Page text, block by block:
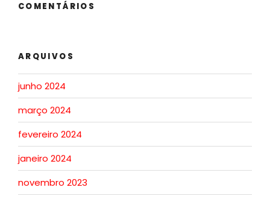
COMENTÁRIOS
ARQUIVOS
junho 2024
março 2024
fevereiro 2024
janeiro 2024
novembro 2023